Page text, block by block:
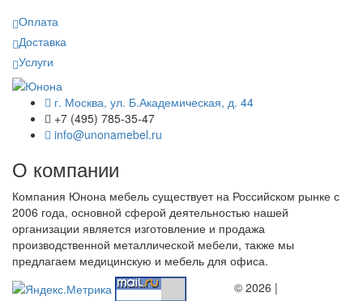
Оплата
Доставка
Услуги
г. Москва, ул. Б.Академическая, д. 44
+7 (495) 785-35-47
info@unonamebel.ru
О компании
Компания Юнона мебель существует на Российском рынке с
2006 года, основной сферой деятельностью нашей
организации является изготовление и продажа
производственной металлической мебели, также мы
предлагаем медицинскую и мебель для офиса.
© 2026 |